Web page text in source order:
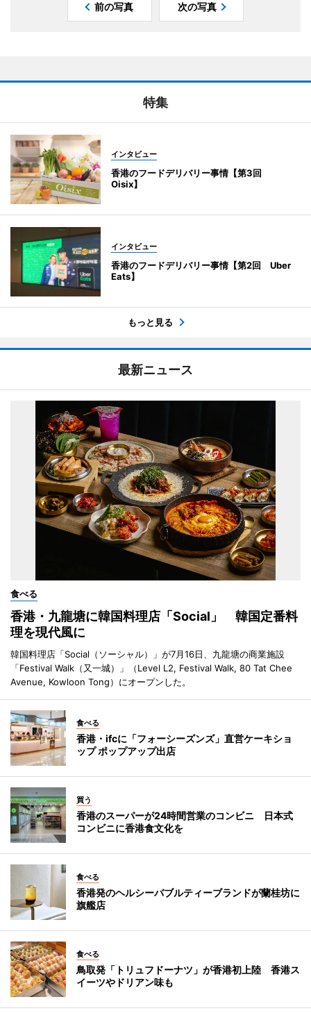
前の写真 次の写真
特集
インタビュー
香港のフードデリバリー事情【第3回
Oisix】
インタビュー
香港のフードデリバリー事情【第2回 Uber
Eats】
もっと見る
最新ニュース
食べる
香港・九龍塘に韓国料理店「Social」 韓国定番料
理を現代風に
韓国料理店「Social（ソーシャル）」が7月16日、九龍塘の商業施設
「Festival Walk（又一城）」（Level L2, Festival Walk, 80 Tat Chee
Avenue, Kowloon Tong）にオープンした。
食べる
香港・ifcに「フォーシーズンズ」直営ケーキショ
ップ ポップアップ出店
買う
香港のスーパーが24時間営業のコンビニ 日本式
コンビニに香港食文化を
食べる
香港発のヘルシーバブルティーブランドが蘭桂坊に
旗艦店
食べる
鳥取発「トリュフドーナツ」が香港初上陸 香港ス
イーツやドリアン味も